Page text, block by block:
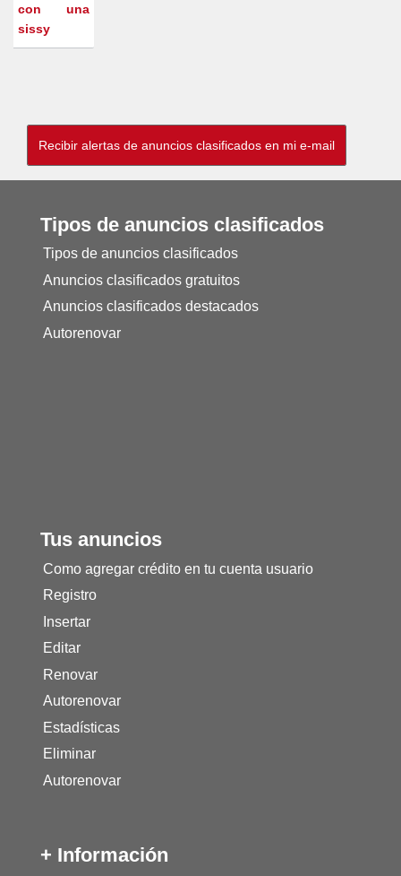
con una
sissy
Tipos de anuncios clasificados
Tipos de anuncios clasificados
Anuncios clasificados gratuitos
Anuncios clasificados destacados
Autorenovar
Tus anuncios
Como agregar crédito en tu cuenta usuario
Registro
Insertar
Editar
Renovar
Autorenovar
Estadísticas
Eliminar
Autorenovar
+ Información